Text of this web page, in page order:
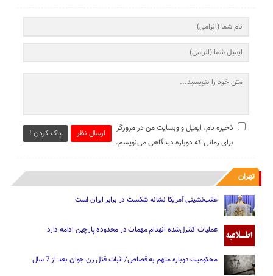
ارسال نظر پاک کردن !
ذخیره نام، ایمیل و وبسایت من در مرورگر
برای زمانی که دوباره دیدگاهی می‌نویسم.
تهران
عقب‌نشینی آمریکا نشانه شکست در برابر ایران است
عملیات کنترل‌شده انهدام مهمات در محدوده پارچین ادامه دارد
محکومیت دوباره متهم به قصاص/ اثبات قتل زن جوان بعد از 7 سال